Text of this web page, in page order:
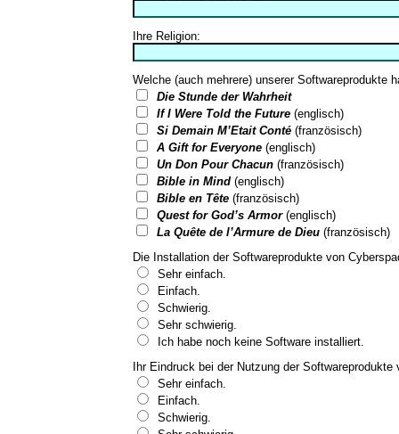
Ihre Religion:
Welche (auch mehrere) unserer Softwareprodukte
Die Stunde der Wahrheit
If I Were Told the Future (englisch)
Si Demain M’Etait Conté (französisch)
A Gift for Everyone (englisch)
Un Don Pour Chacun (französisch)
Bible in Mind (englisch)
Bible en Tête (französisch)
Quest for God’s Armor(englisch)
La Quête de l’Armure de Dieu (französisch)
Die Installation der Softwareprodukte von
Sehr einfach.
Einfach.
Schwierig.
Sehr schwierig.
Ich habe noch keine Software installiert.
Ihr Eindruck bei der Nutzung der
Sehr einfach.
Einfach.
Schwierig.